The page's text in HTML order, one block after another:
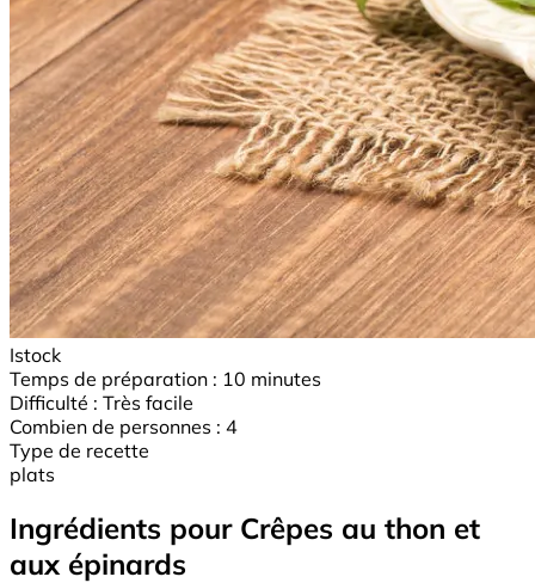
Istock
Temps de préparation : 10 minutes
Difficulté : Très facile
Combien de personnes : 4
Type de recette
plats
Ingrédients pour Crêpes au thon et
aux épinards